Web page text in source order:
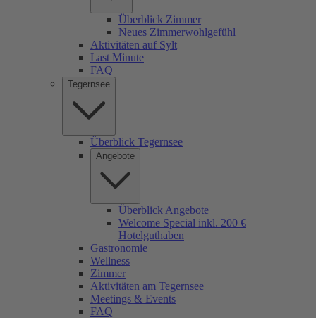
Überblick Zimmer
Neues Zimmerwohlgefühl
Aktivitäten auf Sylt
Last Minute
FAQ
Tegernsee
Überblick Tegernsee
Angebote
Überblick Angebote
Welcome Special inkl. 200 €
Hotelguthaben
Gastronomie
Wellness
Zimmer
Aktivitäten am Tegernsee
Meetings & Events
FAQ